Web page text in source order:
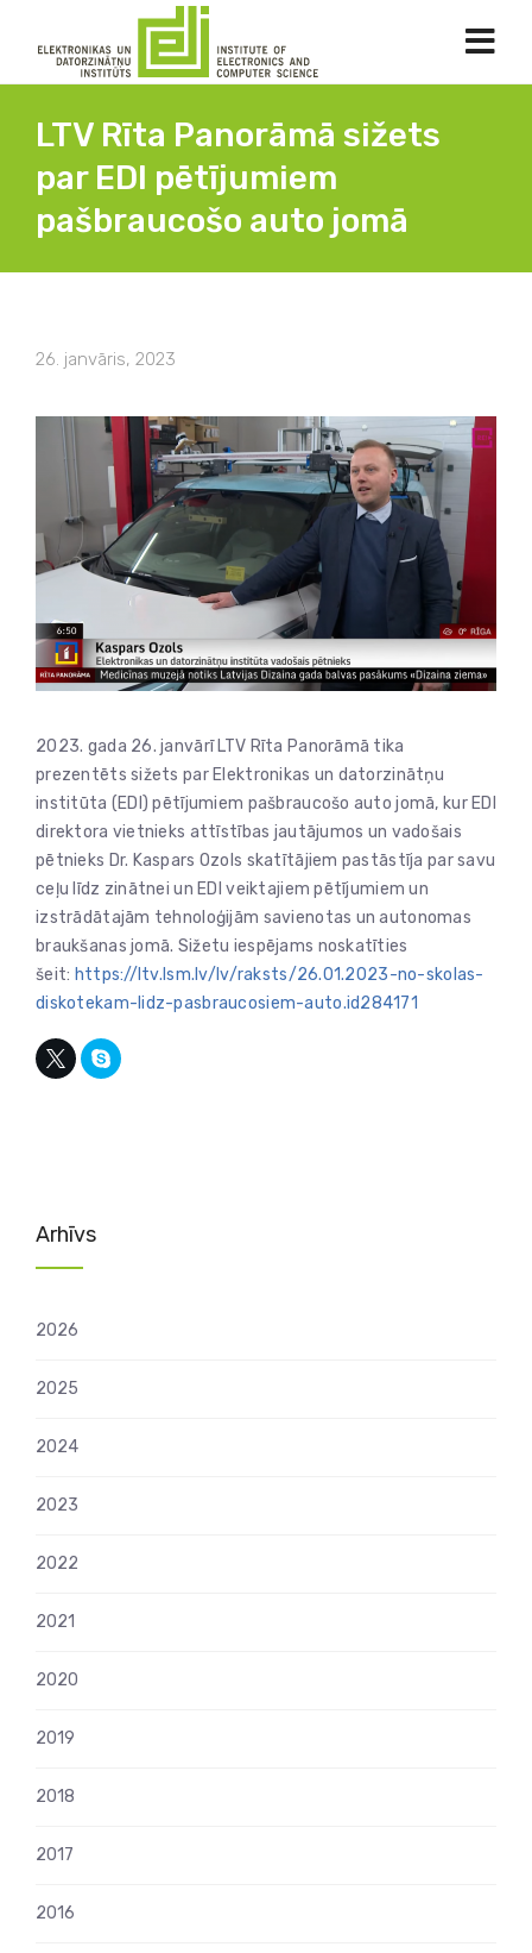
LTV Rīta Panorāmā sižets
par EDI pētījumiem
pašbraucošo auto jomā
26. janvāris, 2023
2023. gada 26. janvārī LTV Rīta Panorāmā tika
prezentēts sižets par Elektronikas un datorzinātņu
institūta (EDI) pētījumiem pašbraucošo auto jomā, kur EDI
direktora vietnieks attīstības jautājumos un vadošais
pētnieks Dr. Kaspars Ozols skatītājiem pastāstīja par savu
ceļu līdz zinātnei un EDI veiktajiem pētījumiem un
izstrādātajām tehnoloģijām savienotas un autonomas
braukšanas jomā. Sižetu iespējams noskatīties
šeit: https://ltv.lsm.lv/lv/raksts/26.01.2023-no-skolas-
diskotekam-lidz-pasbraucosiem-auto.id284171
Arhīvs
2026
2025
2024
2023
2022
2021
2020
2019
2018
2017
2016